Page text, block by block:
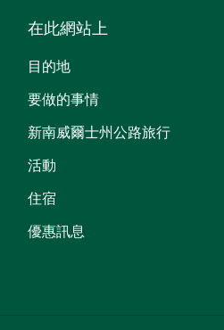
在此網站上
目的地
要做的事情
新南威爾士州公路旅行
活動
住宿
優惠訊息